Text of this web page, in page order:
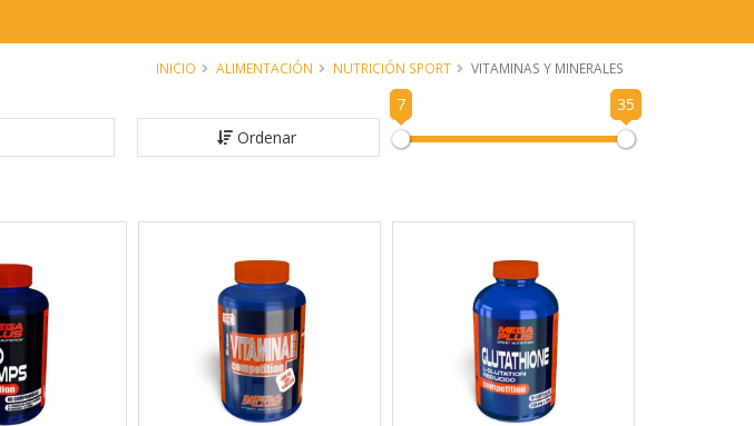
INICIO ALIMENTACIÓN NUTRICIÓN SPORT VITAMINAS Y MINERALES
Ordenar
7 35